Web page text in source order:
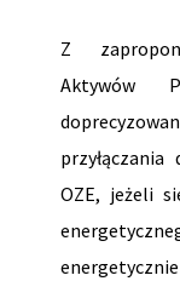
Z
Aktywów
OZE, jeżeli